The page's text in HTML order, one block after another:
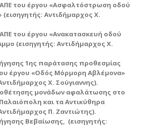
ΑΠΕ του έργου «Ασφαλτόστρωση οδού
Αντιδήμαρχος Χ.
του έργου «Ανακατασκευή οδού
(εισηγητής: Αντιδήμαρχος Χ.
1ης παράτασης προθεσμίας
έργου «Οδός Μόρμορη Αβλέμονα»
Χ. Σούγιαννης).
μονάδων αφαλάτωσης στο
και τα Αντικύθηρα
Π. Ζαντιώτης).
Βεβαίωσης, (εισηγητής: